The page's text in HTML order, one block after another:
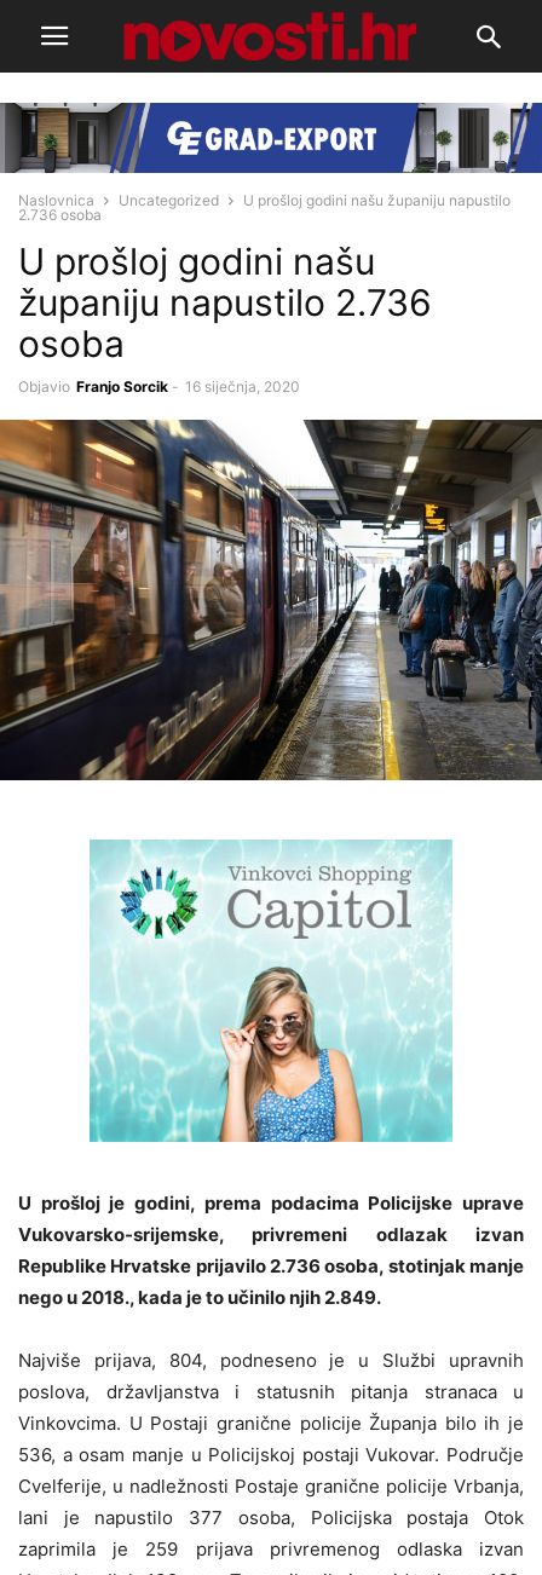
Naslovnica Uncategorized
U prošloj godini našu županiju napustilo
2.736 osoba
U prošloj godini našu
županiju napustilo 2.736
osoba
Objavio Franjo Sorcik - 16 siječnja, 2020
U prošloj je godini, prema podacima Policijske uprave
Vukovarsko-srijemske, privremeni odlazak izvan
Republike Hrvatske prijavilo 2.736 osoba, stotinjak manje
nego u 2018., kada je to učinilo njih 2.849.
Najviše prijava, 804, podneseno je u Službi upravnih
poslova, državljanstva i statusnih pitanja stranaca u
Vinkovcima. U Postaji granične policije Županja bilo ih je
536, a osam manje u Policijskoj postaji Vukovar. Područje
Cvelferije, u nadležnosti Postaje granične policije Vrbanja,
lani je napustilo 377 osoba, Policijska postaja Otok
zaprimila je 259 prijava privremenog odlaska izvan